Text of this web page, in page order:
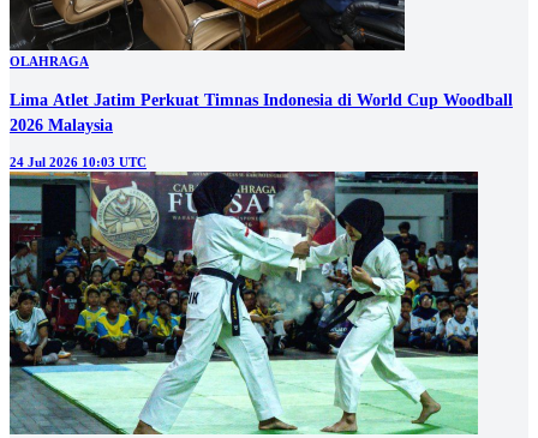
OLAHRAGA
Lima Atlet Jatim Perkuat Timnas Indonesia di World Cup Woodball
2026 Malaysia
24 Jul 2026 10:03 UTC